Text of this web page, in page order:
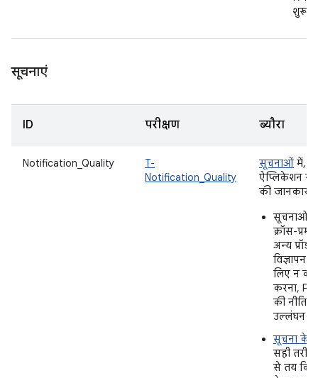
शुरू
सूचनाएं
ID परीक्षण ब्यौरा
Notification_Quality
T-
Notification_Quality
सूचनाओं में,
ऐप्लिकेशन से
की जानकारी
सूचनाओं
क्रॉस-
अन्य
विज्ञापन
लिए न
करना,
की
उल्लंघन
सूचना के
सही
से तय